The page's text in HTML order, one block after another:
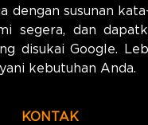
dengan susunan
segera, dan
disukai Google.
kebutuhan Anda.
KONTAK